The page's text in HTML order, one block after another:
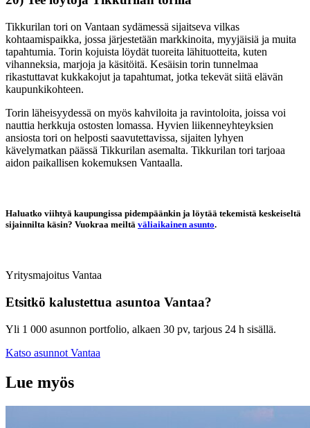
Tikkurilan tori on Vantaan sydämessä sijaitseva vilkas
kohtaamispaikka, jossa järjestetään markkinoita, myyjäisiä ja muita
tapahtumia. Torin kojuista löydät tuoreita lähituotteita, kuten
vihanneksia, marjoja ja käsitöitä. Kesäisin torin tunnelmaa
rikastuttavat kukkakojut ja tapahtumat, jotka tekevät siitä elävän
kaupunkikohteen.
Torin läheisyydessä on myös kahviloita ja ravintoloita, joissa voi
nauttia herkkuja ostosten lomassa. Hyvien liikenneyhteyksien
ansiosta tori on helposti saavutettavissa, sijaiten lyhyen
kävelymatkan päässä Tikkurilan asemalta. Tikkurilan tori tarjoaa
aidon paikallisen kokemuksen Vantaalla.
Haluatko viihtyä kaupungissa pidempäänkin ja löytää tekemistä keskeiseltä
sijainnilta käsin? Vuokraa meiltä väliaikainen asunto.
Yritysmajoitus Vantaa
Etsitkö kalustettua asuntoa Vantaa?
Yli 1 000 asunnon portfolio, alkaen 30 pv, tarjous 24 h sisällä.
Katso asunnot Vantaa
Lue myös